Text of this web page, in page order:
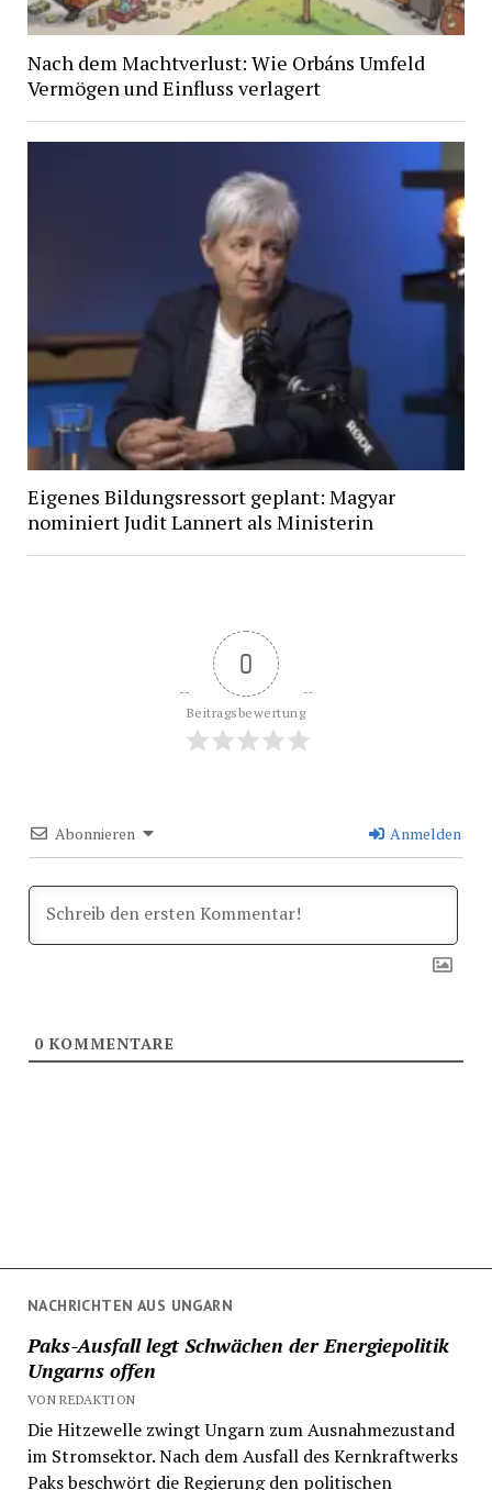
NACHRICHTEN AUS UNGARN
Paks-Ausfall legt Schwächen der Energiepolitik
Ungarns offen
VON REDAKTION
Die Hitzewelle zwingt Ungarn zum Ausnahmezustand
im Stromsektor. Nach dem Ausfall des Kernkraftwerks
Paks beschwört die Regierung den politischen
Nach dem Machtverlust: Wie Orbáns Umfeld
Vermögen und Einfluss verlagert
Eigenes Bildungsressort geplant: Magyar
nominiert Judit Lannert als Ministerin
0
Beitragsbewertung
Abonnieren Anmelden
0KOMMENTARE